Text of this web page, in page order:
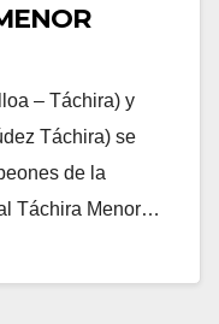
– Táchira) y
Táchira) se
de la
Táchira Menor…